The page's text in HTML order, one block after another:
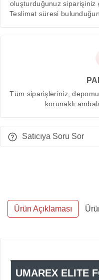
oluşturduğunuz siparişiniz
Teslimat süresi
Tüm siparişleriniz,
korunaklı
Satıcıya Soru Sor
Ürün Açıklaması
UMAREX ELITE